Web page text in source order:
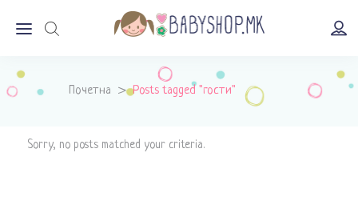
Почетна >Posts tagged "гости"
Sorry, no posts matched your criteria.